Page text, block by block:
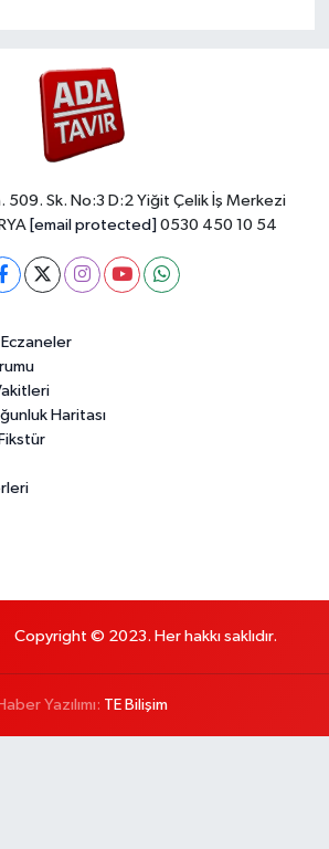
509. Sk. No:3 D:2 Yiğit Çelik İş Merkezi
[email protected] 0530 450 10 54
Haritası
Copyright © 2023. Her hakkı saklıdır.
Yazılımı: TE Bilişim